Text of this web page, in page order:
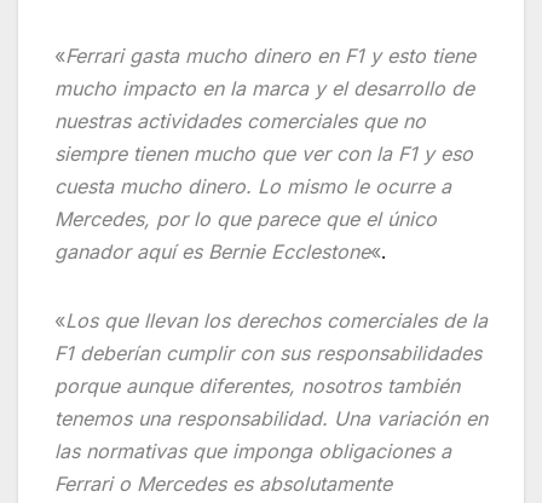
«Ferrari gasta mucho dinero en F1 y esto tiene
mucho impacto en la marca y el desarrollo de
nuestras actividades comerciales que no
siempre tienen mucho que ver con la F1 y eso
cuesta mucho dinero. Lo mismo le ocurre a
Mercedes, por lo que parece que el único
ganador aquí es Bernie Ecclestone«.
«Los que llevan los derechos comerciales de la
F1 deberían cumplir con sus responsabilidades
porque aunque diferentes, nosotros también
tenemos una responsabilidad. Una variación en
las normativas que imponga obligaciones a
Ferrari o Mercedes es absolutamente